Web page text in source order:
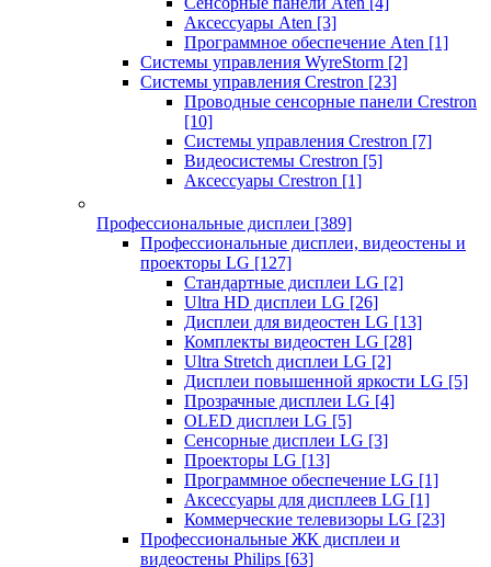
Аксессуары Aten [3]
Программное обеспечение Aten [1]
Системы управления WyreStorm [2]
Системы управления Crestron [23]
Проводные сенсорные панели Crestron
[10]
Системы управления Crestron [7]
Видеосистемы Crestron [5]
Аксессуары Crestron [1]
Профессиональные дисплеи [389]
Профессиональные дисплеи, видеостены и
проекторы LG [127]
Стандартные дисплеи LG [2]
Ultra HD дисплеи LG [26]
Дисплеи для видеостен LG [13]
Комплекты видеостен LG [28]
Ultra Stretch дисплеи LG [2]
Дисплеи повышенной яркости LG [5]
Прозрачные дисплеи LG [4]
OLED дисплеи LG [5]
Сенсорные дисплеи LG [3]
Проекторы LG [13]
Программное обеспечение LG [1]
Аксессуары для дисплеев LG [1]
Коммерческие телевизоры LG [23]
Профессиональные ЖК дисплеи и
видеостены Philips [63]